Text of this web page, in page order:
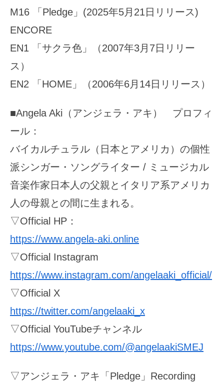
M16 「Pledge」(2025年5月21日リリース)
ENCORE
EN1 「サクラ色」（2007年3月7日リリー
ス）
EN2 「HOME」（2006年6月14日リリース）
■Angela Aki（アンジェラ・アキ） プロフィ
ール：
バイカルチュラル（日本とアメリカ）の個性
派シンガー・ソングライター / ミュージカル
音楽作家日本人の父親とイタリア系アメリカ
人の母親との間に生まれる。
▽Official HP：
https://www.angela-aki.online
▽Official Instagram
https://www.instagram.com/angelaaki_official/
▽Official X
https://twitter.com/angelaaki_x
▽Official YouTubeチャンネル
https://www.youtube.com/@angelaakiSMEJ
▽アンジェラ・アキ「Pledge」Recording